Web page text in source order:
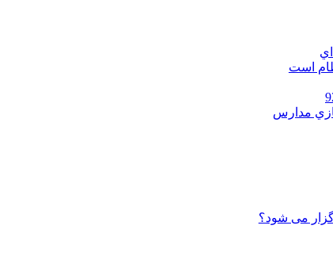
است
می شود؟